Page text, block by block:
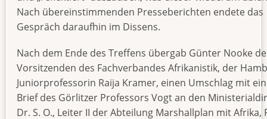
Nach übereinstimmenden Presseberichten endete das
Gespräch daraufhin im Dissens.
Nach dem Ende des Treffens übergab Günter Nooke
Vorsitzenden des Fachverbandes Afrikanistik, der
Juniorprofessorin Raija Kramer, einen Umschlag mit
Brief des Görlitzer Professors Vogt an den
Dr. S. O., Leiter II der Abteilung Marshallplan mit Afrika,